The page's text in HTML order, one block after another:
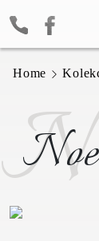
Home
N